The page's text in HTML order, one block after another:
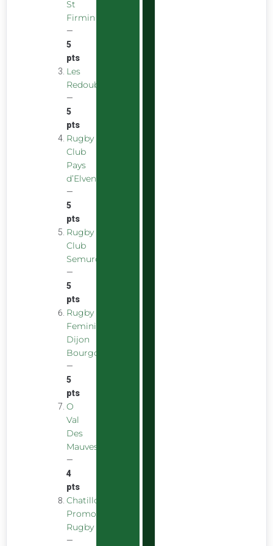
St
Firmin
—
5
pts
Les
Redoubstables
—
5
pts
Rugby
Club
Pays
d’Elven
—
5
pts
Rugby
Club
Semurois
—
5
pts
Rugby
Feminin
Dijon
Bourgogne
—
5
pts
O
Val
Des
Mauves
—
4
pts
Chatillon
Promotion
Rugby
—